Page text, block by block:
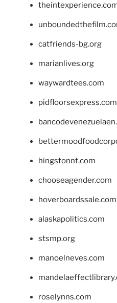
catfriends-bg.org
marianlives.org
waywardtees.com
pidfloorsexpress.com
hingstonnt.com
chooseagender.com
hoverboardssale.com
alaskapolitics.com
stsmp.org
manoelneves.com
roselynns.com